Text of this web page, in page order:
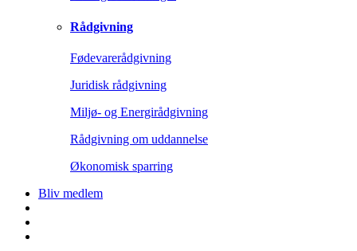
Rådgivning
Fødevarerådgivning
Juridisk rådgivning
Miljø- og Energirådgivning
Rådgivning om uddannelse
Økonomisk sparring
Bliv medlem